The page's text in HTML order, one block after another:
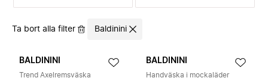
Ta bort alla filter Baldinini
BALDININI
Trend Axelremsväska
BALDININI
Handväska i mockaläder